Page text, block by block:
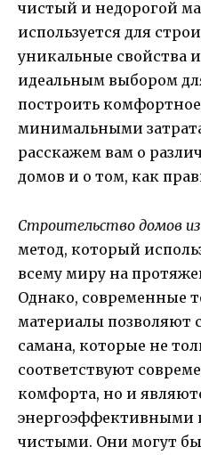
чистый и недорогой
используется для
уникальные свойства
идеальным выбором
построить
минимальными
расскажем вам о
домов и о том, как
Строительство домов
метод, который
всему миру на
Однако, современные
материалы позволяют
самана, которые не
соответствуют
комфорта, но и
энергоэффективными
чистыми. Они могут